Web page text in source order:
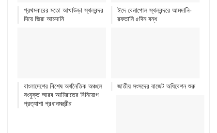
প্রথমবারের মতো আখাউড়া স্থলবন্দর
দিয়ে জিরা আমদানি
ঈদে বেনাপোল স্থলবন্দরে আমদানি-
রফতানি ৫দিন বন্ধ
বাংলাদেশের বিশেষ অর্থনৈতিক অঞ্চলে
সংযুক্ত আরব আমিরাতের বিনিয়োগ
প্রত্যাশা প্রধানমন্ত্রীর
জাতীয় সংসদের বাজেট অধিবেশন শুরু